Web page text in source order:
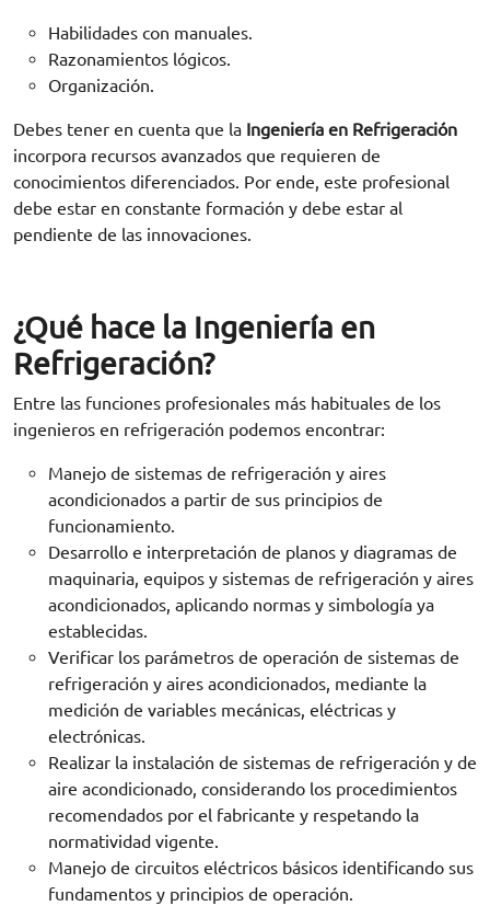
Habilidades con manuales.
Razonamientos lógicos.
Organización.
Debes tener en cuenta que la Ingeniería en Refrigeración
incorpora recursos avanzados que requieren de
conocimientos diferenciados. Por ende, este profesional
debe estar en constante formación y debe estar al
pendiente de las innovaciones.
¿Qué hace la Ingeniería en
Refrigeración?
Entre las funciones profesionales más habituales de los
ingenieros en refrigeración podemos encontrar:
Manejo de sistemas de refrigeración y aires
acondicionados a partir de sus principios de
funcionamiento.
Desarrollo e interpretación de planos y diagramas de
maquinaria, equipos y sistemas de refrigeración y aires
acondicionados, aplicando normas y simbología ya
establecidas.
Verificar los parámetros de operación de sistemas de
refrigeración y aires acondicionados, mediante la
medición de variables mecánicas, eléctricas y
electrónicas.
Realizar la instalación de sistemas de refrigeración y de
aire acondicionado, considerando los procedimientos
recomendados por el fabricante y respetando la
normatividad vigente.
Manejo de circuitos eléctricos básicos identificando sus
fundamentos y principios de operación.